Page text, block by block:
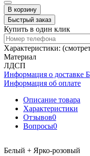
В корзину
Быстрый заказ
Купить в один клик
Характеристики:
Материал
ЛДСП
Информация о доставке
Информация об оплате
Описание товара
Характеристики
Отзывов0
Вопросы0
Белый + Ярко-розовый